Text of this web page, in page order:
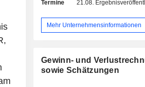
Ölsaaten, Hülsenfrüchten und
vermarktet und verkauft das
Pflanzenöle und Expeller. Das
Apetit Kala Oy, Martim Food AS,
Grain Oy, ZAO Avena St.
Termine 21.08.
Mehr Unternehmensinformationen
Gewinn- und
sowie Schätzungen